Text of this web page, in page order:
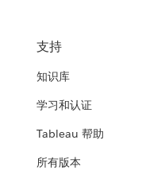
支持
知识库
学习和认证
Tableau 帮助
所有版本